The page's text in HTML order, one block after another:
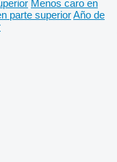
Menos caro en
parte superiorAño de